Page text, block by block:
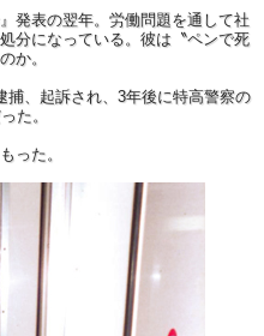
発表の翌年。労働問題を通して社
分になっている。彼は〝ペンで死
か。
、起訴され、3年後に特高警察の
た。
った。